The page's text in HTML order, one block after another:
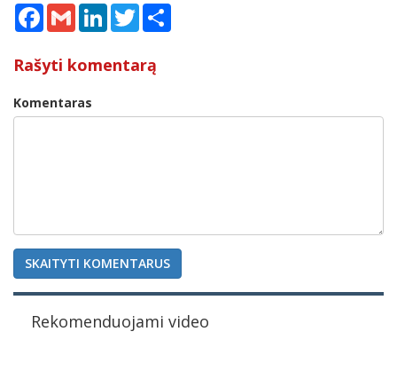
Facebook
Gmail LinkedInTwitter
Rašyti komentarą
Komentaras
SKAITYTI KOMENTARUS
Rekomenduojami video